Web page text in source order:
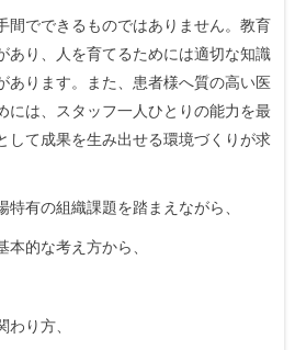
間でできるものではありません。教育
あり、人を育てるためには適切な知識
あります。また、患者様へ質の高い医
には、スタッフ一人ひとりの能力を最
して成果を生み出せる環境づくりが求
有の組織課題を踏まえながら、
的な考え方から、
り方、